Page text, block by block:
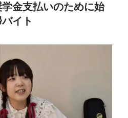
金支払いのために始
イト